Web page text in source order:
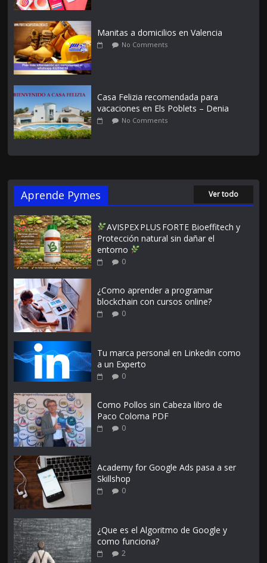
Manitas a domicilios en Valencia
No Comments
Casa Felizia recomendada para
vacaciones en Els Poblets – Denia
No Comments
Aprende Pymes Ver todo
AVISPEX PLUS FORTE Bioeffitech y
Protección natural sin dañar el
entorno
0
¿Como aprender a programar
blockchain con cursos online?
0
Tu marca personal en Linkedin como
a un Experto
0
Como Pollos sin Cabeza libro de
Paco Coloma PDF
0
Academy for Google Ads pasa a ser
Skillshop
0
¿Que es el Algoritmo de Google y
como funciona?
2